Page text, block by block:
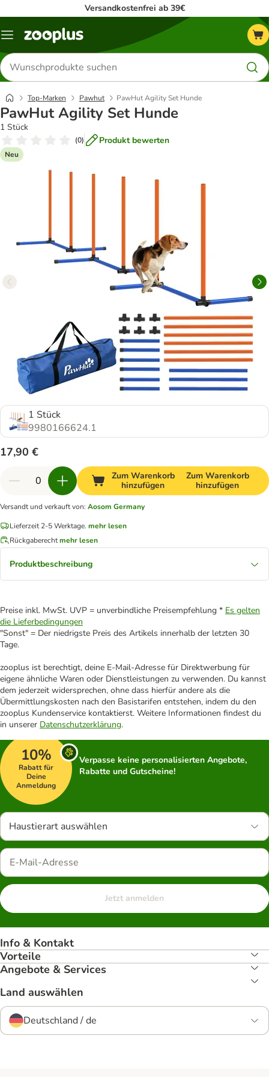
Versandkostenfrei ab 39€
Menü
Produkte
suchen
Top-Marken Pawhut PawHut Agility Set Hunde
PawHut Agility Set Hunde
1 Stück
(0) Produkt bewerten
Neu
1 Stück
9980166624.1
17,90 €
Zum Warenkorb
hinzufügen
Zum Warenkorb
hinzufügen
Versandt und verkauft von: Aosom Germany
Lieferzeit 2-5 Werktage. mehr lesen
Rückgaberechtmehr lesen
Produktbeschreibung
Preise inkl. MwSt. UVP = unverbindliche Preisempfehlung * Es gelten
die Lieferbedingungen
"Sonst" = Der niedrigste Preis des Artikels innerhalb der letzten 30
Tage.
zooplus ist berechtigt, deine E-Mail-Adresse für Direktwerbung für
eigene ähnliche Waren oder Dienstleistungen zu verwenden. Du kannst
dem jederzeit widersprechen, ohne dass hierfür andere als die
Übermittlungskosten nach den Basistarifen entstehen, indem du den
zooplus Kundenservice kontaktierst. Weitere Informationen findest du
in unserer Datenschutzerklärung.
10%
Rabatt für
Deine
Anmeldung
Verpasse keine personalisierten Angebote,
Rabatte und Gutscheine!
Haustierart auswählen
Jetzt anmelden
Info & Kontakt
Vorteile
Angebote & Services
Land auswählen
Deutschland / de